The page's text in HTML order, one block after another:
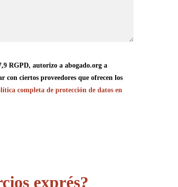
RGPD, autorizo a abogado.org a
ciertos proveedores que ofrecen los
completa de protección de datos en
exprés?